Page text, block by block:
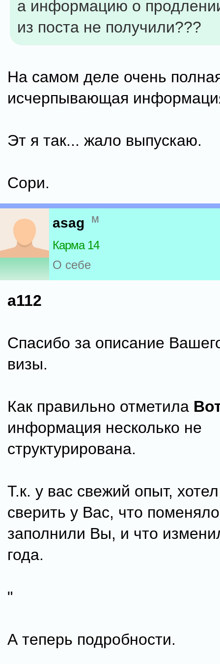
а информацию о
из поста не получили???
На самом деле очень
исчерпывающая
Эт я так... жало выпускаю.
Сори.
asag м
Карма 14
О себе
a112
Спасибо за описание
визы.
Как правильно отметила
информация несколько не
структурирована.
Т.к. у вас свежий опыт,
сверить у Вас, что
заполнили Вы, и что
года.
"
А теперь подробности.